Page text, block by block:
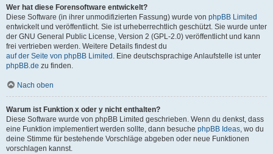
Wer hat diese Forensoftware entwickelt?
Diese Software (in ihrer unmodifizierten Fassung) wurde von phpBB Limited
entwickelt und veröffentlicht. Sie ist urheberrechtlich geschützt. Sie wurde unter
der GNU General Public License, Version 2 (GPL-2.0) veröffentlicht und kann
frei vertrieben werden. Weitere Details findest du
auf der Seite von phpBB Limited . Eine deutschsprachige Anlaufstelle ist unter
phpBB.de zu finden.
Nach oben
Warum ist Funktion x oder y nicht enthalten?
Diese Software wurde von phpBB Limited geschrieben. Wenn du denkst, dass
eine Funktion implementiert werden sollte, dann besuche phpBB Ideas, wo du
deine Stimme für bestehende Vorschläge abgeben oder neue Funktionen
vorschlagen kannst.